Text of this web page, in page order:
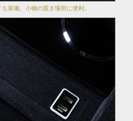
装備。小物の置き場所に便利。